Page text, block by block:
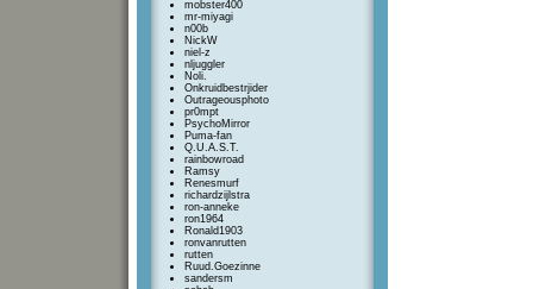
mobster400
mr-miyagi
n00b
NickW
niel-z
nljuggler
Noli.
Onkruidbestrjider
Outrageousphoto
pr0mpt
PsychoMirror
Puma-fan
Q.U.A.S.T.
rainbowroad
Ramsy
Renesmurf
richardzijlstra
ron-anneke
ron1964
Ronald1903
ronvanrutten
rutten
Ruud.Goezinne
sandersm